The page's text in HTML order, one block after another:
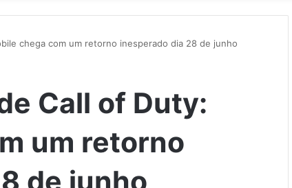
chega com um retorno inesperado dia 28 de junho
Call of Duty:
um retorno
de junho